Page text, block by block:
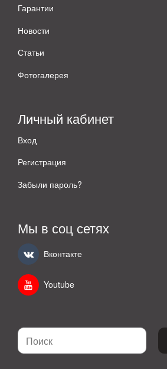
Гарантии
Новости
Статьи
Фотогалерея
Личный кабинет
Вход
Регистрация
Забыли пароль?
Мы в соц сетях
Вконтакте
Youtube